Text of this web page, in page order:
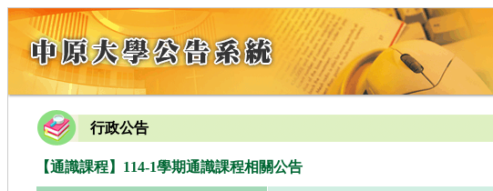
行政公告
【通識課程】114-1學期通識課程相關公告